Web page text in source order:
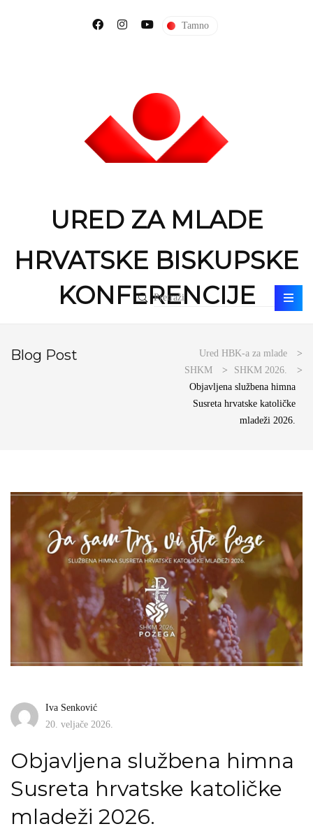
Tamno
URED ZA MLADE
HRVATSKE BISKUPSKE
KONFERENCIJE
Blog Post Ured HBK-a za mlade
>
SHKM
> SHKM 2026.
>
Objavljena službena himna
Susreta hrvatske katoličke
mladeži 2026.
Iva Senković
20. veljače 2026.
Objavljena službena himna
Susreta hrvatske katoličke
mladeži 2026.